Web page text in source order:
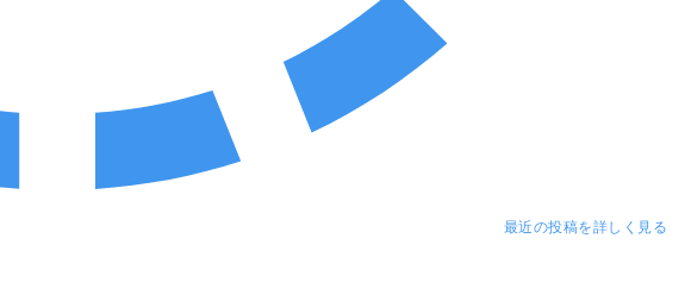
最近の投稿を詳しく見る